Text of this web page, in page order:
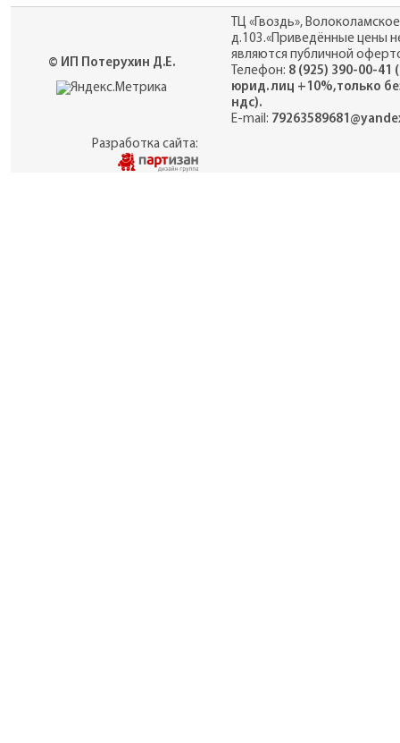
© ИП Потерухин Д.Е.
ТЦ «Гвоздь»,
д.103.«Приведённые цены
являются публичной
Телефон: 8 (925) 390-00-41
юрид. лиц +10%,только
ндс).
E-mail:
Разработка сайта: